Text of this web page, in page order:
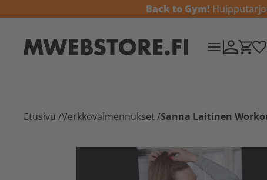
Back to Gym!
Etusivu /Verkkovalmennukset /Sanna Laitinen